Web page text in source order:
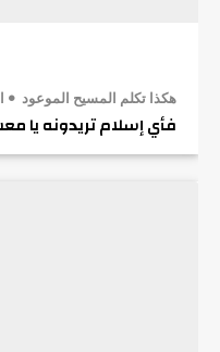
هكذا تكلم المسيح الموعود
فأي إسلام تريدونه يا